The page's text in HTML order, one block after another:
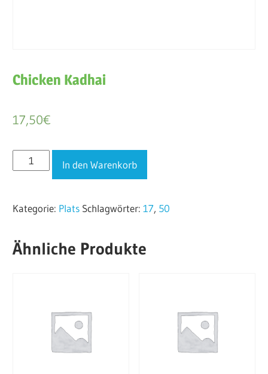
Chicken Kadhai
17,50€
Chicken
Kadhai
In den Warenkorb
Kategorie: Plats Schlagwörter:17, 50
Ähnliche Produkte